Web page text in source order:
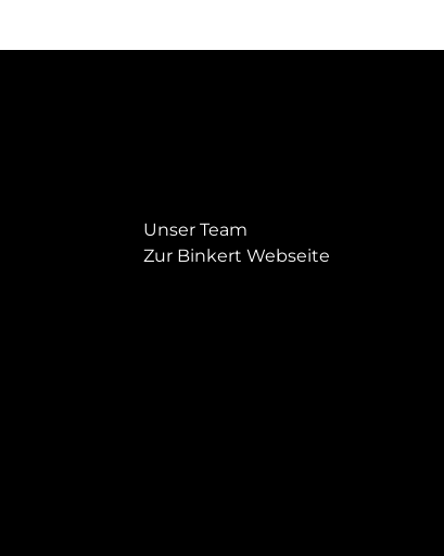
Unser Team
Zur Binkert Webseite